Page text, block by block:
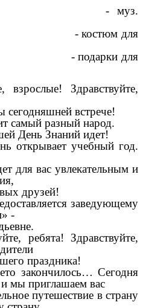
для
для
взрослые! Здравствуйте,
встрече!
разный народ.
Знаний идет!
учебный год.
вас увлекательным и
друзей!
заведующему
-
ребята! Здравствуйте,
праздника!
Сегодня
и мы приглашаем вас
в страну